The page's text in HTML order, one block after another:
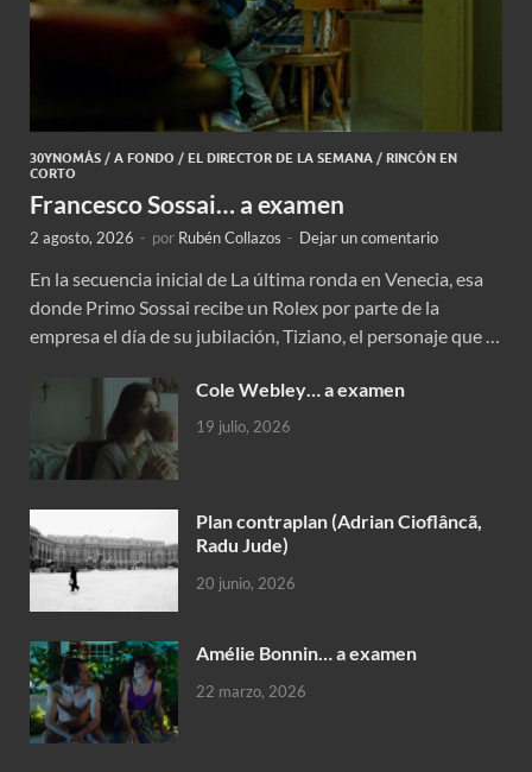
30YNOMÁS / A FONDO / EL DIRECTOR DE LA SEMANA / RINCÓN EN
CORTO
Francesco Sossai… a examen
2 agosto, 2026 - por Rubén Collazos - Dejar un comentario
En la secuencia inicial de La última ronda en Venecia, esa
donde Primo Sossai recibe un Rolex por parte de la
empresa el día de su jubilación, Tiziano, el personaje que …
Cole Webley… a examen
19 julio, 2026
Plan contraplan (Adrian Cioflâncã,
Radu Jude)
20 junio, 2026
Amélie Bonnin… a examen
22 marzo, 2026